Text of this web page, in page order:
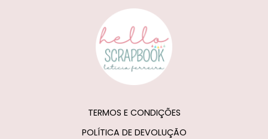
TERMOS E CONDIÇÕES
POLÍTICA DE DEVOLUÇÃO